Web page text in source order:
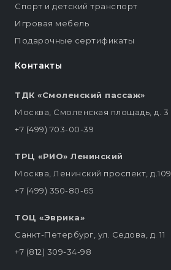
Контакты
ТДК «Смоленский пассаж»
Москва, Смоленская площадь, д. 3
+7 (499) 703-00-39
ТРЦ «РИО» Ленинский
Москва, Ленинский проспект, д.109
+7 (499) 350-80-65
ТОЦ «Эврика»
Санкт-Петербург, ул. Седова, д. 11
+7 (812) 309-34-98
Спорт и детский транспорт
Игровая мебель
Подарочные сертификаты